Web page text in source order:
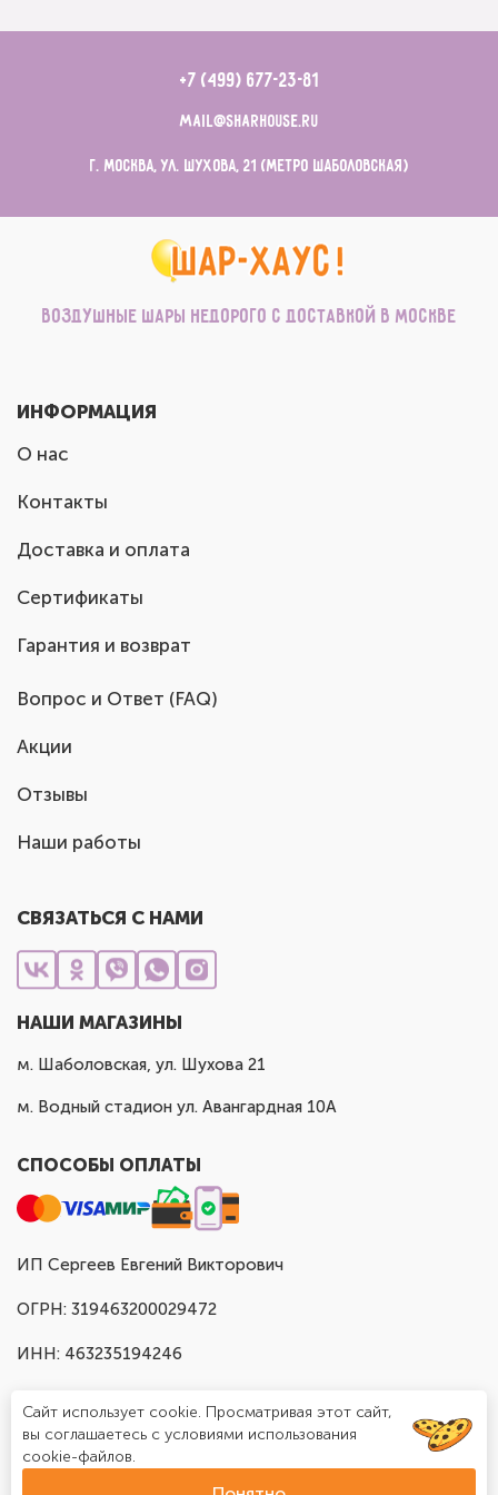
+7 (499) 677-23-81
mail@sharhouse.ru
г. Москва, ул. Шухова, 21 (метро Шаболовская)
Воздушные шары недорого с доставкой в Москве
ИНФОРМАЦИЯ
О нас
Контакты
Доставка и оплата
Сертификаты
Гарантия и возврат
Вопрос и Ответ (FAQ)
Акции
Отзывы
Наши работы
СВЯЗАТЬСЯ С НАМИ
НАШИ МАГАЗИНЫ
м. Шаболовская, ул. Шухова 21
м. Водный стадион ул. Авангардная 10А
СПОСОБЫ ОПЛАТЫ
ИП Сергеев Евгений Викторович
ОГРН: 319463200029472
ИНН: 463235194246
Сайт использует cookie. Просматривая этот сайт,
вы соглашаетесь с условиями использования
cookie-файлов.